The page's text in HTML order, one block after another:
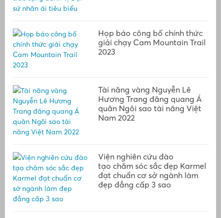
Họp báo công bố chính thức
giải chạy Cam Mountain Trail
2023
Tài năng vàng Nguyễn Lê
Hương Trang đăng quang Á
quân Ngôi sao tài năng Việt
Nam 2022
Viện nghiên cứu đào
tạo chăm sóc sắc đẹp Karmel
đạt chuẩn cơ sở ngành làm
đẹp đẳng cấp 3 sao